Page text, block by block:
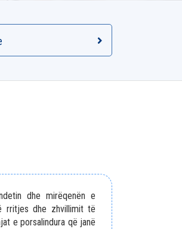
dhe mirëqenën e
rritjes dhe zhvillimit të
e porsalindura që janë